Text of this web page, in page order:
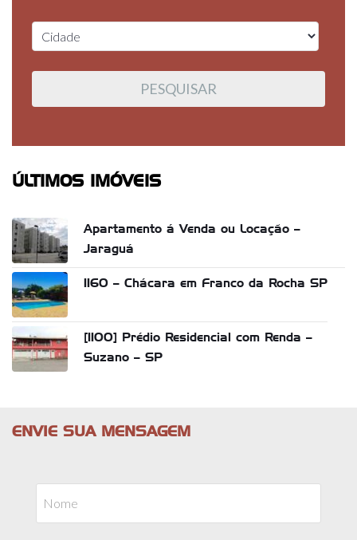
ÚLTIMOS IMÓVEIS
Apartamento á Venda ou Locação –
Jaraguá
1160 – Chácara em Franco da Rocha SP
[1100] Prédio Residencial com Renda –
Suzano – SP
ENVIE SUA MENSAGEM